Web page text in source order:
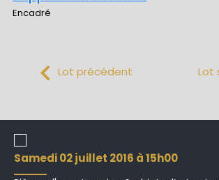
Encadré
Lot précédent Lot
samedi 02 juillet 2016 à 15h00